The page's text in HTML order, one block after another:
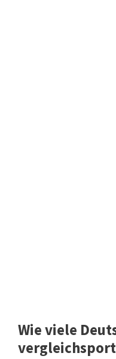
Wie viele